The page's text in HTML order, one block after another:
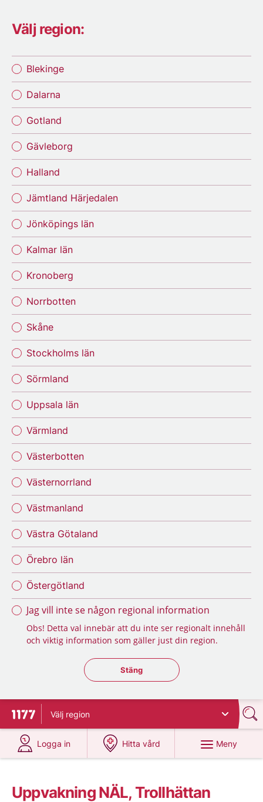
Välj region:
Blekinge
Dalarna
Gotland
Gävleborg
Halland
Jämtland Härjedalen
Jönköpings län
Kalmar län
Kronoberg
Norrbotten
Skåne
Stockholms län
Sörmland
Uppsala län
Värmland
Västerbotten
Västernorrland
Västmanland
Västra Götaland
Örebro län
Östergötland
Jag vill inte se någon regional information
Obs! Detta val innebär att du inte ser regionalt innehåll
och viktig information som gäller just din region.
Stäng regionsväljaren
Stäng
Till startsidan för 1177
Välj region
Logga in
på 1177.se
Hitta vård
på 1177.se
Meny
Uppvakning NÄL, Trollhättan